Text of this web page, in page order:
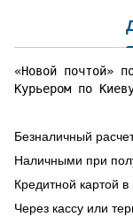
«Новой почтой»
Курьером по
Безналичный
Наличными при
Кредитной картой
Через кассу или